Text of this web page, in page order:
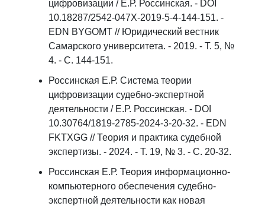
цифровизации / Е.Р. Россинская. - DOI
10.18287/2542-047X-2019-5-4-144-151. -
EDN BYGOMT // Юридический вестник
Самарского университета. - 2019. - Т. 5, №
4. - С. 144-151.
Россинская Е.Р. Система теории
цифровизации судебно-экспертной
деятельности / Е.Р. Россинская. - DOI
10.30764/1819-2785-2024-3-20-32. - EDN
FKTXGG // Теория и практика судебной
экспертизы. - 2024. - Т. 19, № 3. - С. 20-32.
Россинская Е.Р. Теория информационно-
компьютерного обеспечения судебно-
экспертной деятельности как новая